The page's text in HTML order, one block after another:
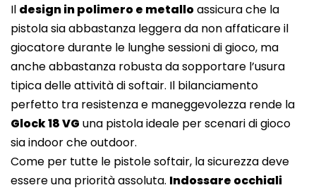
Il design in polimero e metalloassicura che la
pistola sia abbastanza leggera da non affaticare il
giocatore durante le lunghe sessioni di gioco, ma
anche abbastanza robusta da sopportare l’usura
tipica delle attività di softair. Il bilanciamento
perfetto tra resistenza e maneggevolezza rende la
Glock 18 VG una pistola ideale per scenari di gioco
sia indoor che outdoor.
Come per tutte le pistole softair, la sicurezza deve
essere una priorità assoluta. Indossare occhiali